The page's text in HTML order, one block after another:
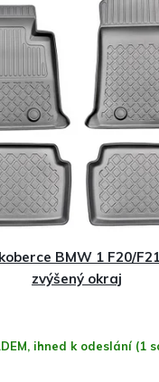
BMW 1 F20/
zvýšený okraj
ihned k odeslání (1